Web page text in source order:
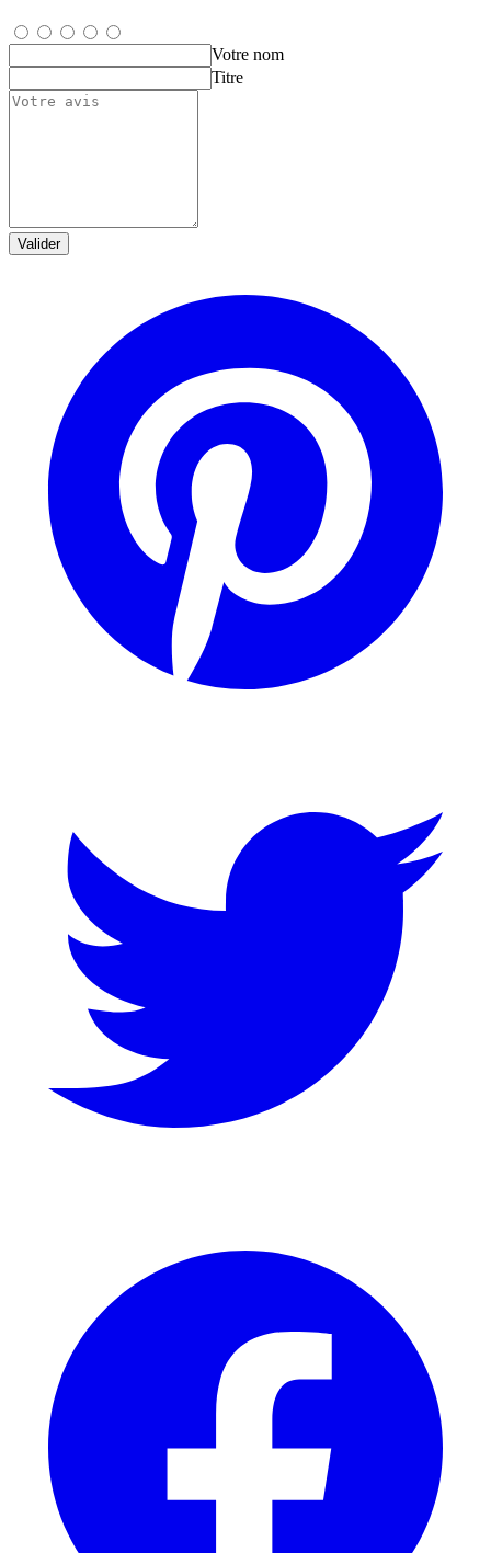
Votre nom
Titre
Valider